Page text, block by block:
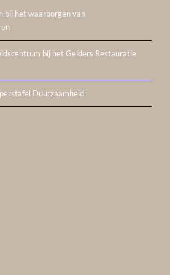
bij het waarborgen van
bij het Gelders Restauratie
Duurzaamheid